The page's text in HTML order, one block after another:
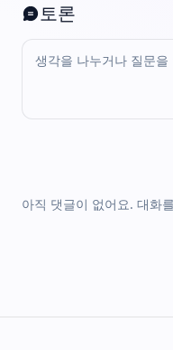
토론
아직 댓글이 없어요. 대화